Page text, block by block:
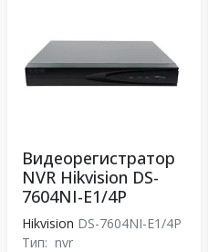
Видеорегистратор
NVR Hikvision DS-
7604NI-E1/4P
Hikvision DS-7604NI-E1/4P
Тип: nvr